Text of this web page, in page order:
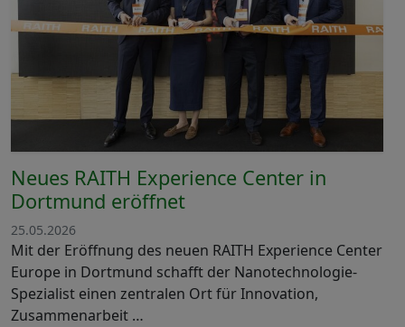
Neues RAITH Experience Center in
Dortmund eröffnet
25.05.2026
Mit der Eröffnung des neuen RAITH Experience Center
Europe in Dortmund schafft der Nanotechnologie-
Spezialist einen zentralen Ort für Innovation,
Zusammenarbeit …